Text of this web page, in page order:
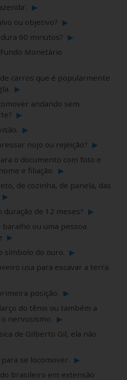
▶
ou objetivo? ▶
60 minutos? ▶
Monetário
carros que é popularmente
▶
andando sem
▶
▶
nojo ou rejeição? ▶
o documento com foto e
e filiação. ▶
de cozinha, de panela, das
▶
de 12 meses? ▶
ou uma pessoa
▶
símbolo do ouro. ▶
usa para escavar a terra.
posição. ▶
do tênis ou também a
nervosismo. ▶
de Gilberto Gil, ela não
se locomover. ▶
brasileiro em extensão